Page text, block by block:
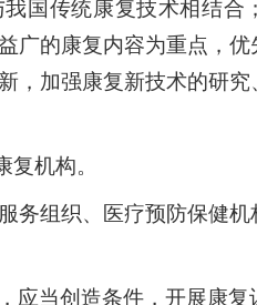
国传统康复技术相结合
广的康复内容为重点，
，加强康复新技术的研
机构。
组织、医疗预防保健机
当创造条件，开展康复